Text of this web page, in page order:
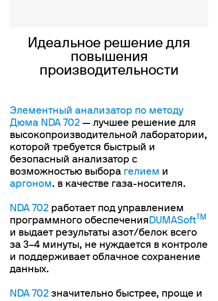
Идеальное решение для
повышения
производительности
Элементный анализатор по методу
Дюма NDA 702 — лучшее решение для
высокопроизводительной лаборатории,
которой требуется быстрый и
безопасный анализатор с
возможностью выбора гелием и
аргоном. в качестве газа-носителя.
NDA 702 работает под управлением
программного обеспечения DUMASoft TM
и выдает результаты азот/белок всего
за 3–4 минуты, не нуждается в контроле
и поддерживает облачное сохранение
данных.
NDA 702 значительно быстрее, проще и